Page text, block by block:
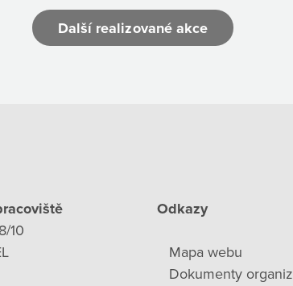
Další realizované akce
10
Odkazy
Mapa webu
Dokumenty